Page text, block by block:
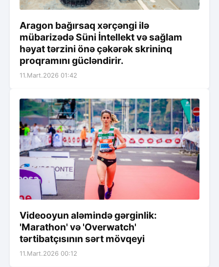
Aragon bağırsaq xərçəngi ilə
mübarizədə Süni İntellekt və sağlam
həyat tərzini önə çəkərək skrininq
proqramını gücləndirir.
11.Mart.2026 01:42
Videooyun aləmində gərginlik:
'Marathon' və 'Overwatch'
tərtibatçısının sərt mövqeyi
11.Mart.2026 00:12